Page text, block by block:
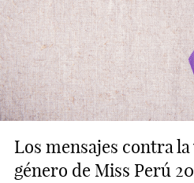
Los mensajes contra
género de Miss Perú